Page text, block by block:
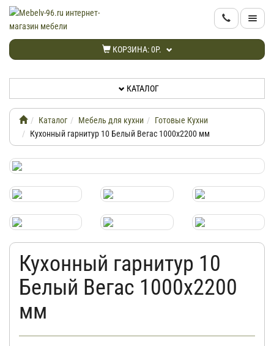
КОРЗИНА:0Р.
КАТАЛОГ
НОВИНКИ
ИНФОРМАЦИЯ
ДОСТАВКА
КАБИНЕТ
КАТАЛОГ
Каталог Мебель для кухни
Готовые Кухни
Кухонный гарнитур 10 Белый Вегас 1000х2200 мм
Кухонный гарнитур 10
Белый Вегас 1000х2200
мм